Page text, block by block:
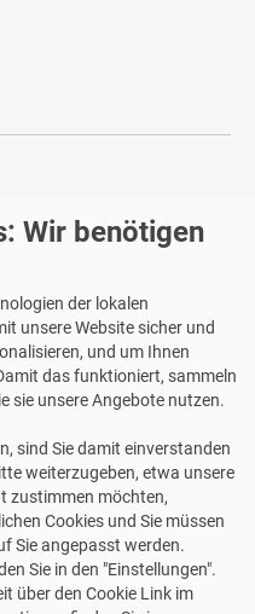
und Postfilialen
über Paypal
Layout sind urheberrechtlich
schriftliche
werden.
Fachshop - Avery
Wir benötigen
der lokalen
unsere Website sicher und
und um Ihnen
das funktioniert, sammeln
sie unsere Angebote nutzen.
sind Sie damit einverstanden
weiterzugeben, etwa unsere
zustimmen möchten,
Cookies und Sie müssen
Sie angepasst werden.
Sie in den "Einstellungen".
über den Cookie Link im